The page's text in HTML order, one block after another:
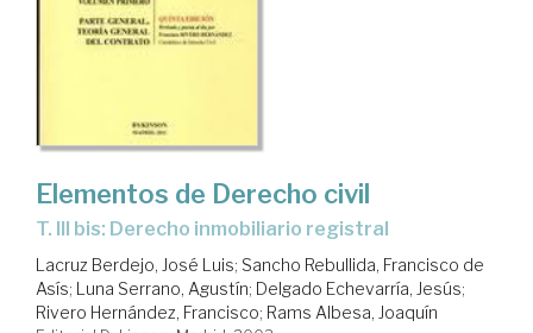
Elementos de Derecho civil
T. III bis: Derecho inmobiliario registral
Lacruz Berdejo, José Luis; Sancho Rebullida, Francisco de
Asís; Luna Serrano, Agustín; Delgado Echevarría, Jesús;
Rivero Hernández, Francisco; Rams Albesa, Joaquín